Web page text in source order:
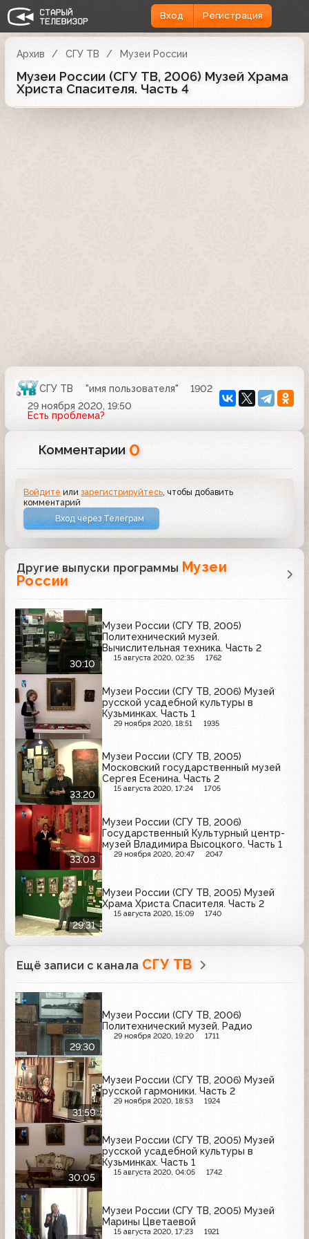
Вход Регистрация
Архив СГУ ТВ Музеи России
Музеи России (СГУ ТВ, 2006) Музей Храма
Христа Спасителя. Часть 4
СГУ ТВ "имя пользователя"
1902
29 ноября 2020, 19:50
Есть проблема?
Комментарии 0
Войдите илизарегистрируйтесь , чтобы добавить
комментарий
Вход через Телеграм
Другие выпуски программы Музеи
России
30:10
Музеи России (СГУ ТВ, 2005)
Политехнический музей.
Вычислительная техника. Часть 2
15 августа 2020, 02:35 1762
Музеи России (СГУ ТВ, 2006) Музей
русской усадебной культуры в
Кузьминках. Часть 1
29 ноября 2020, 18:51 1935
33:20
Музеи России (СГУ ТВ, 2005)
Московский государственный музей
Сергея Есенина. Часть 2
15 августа 2020, 17:24 1705
33:03
Музеи России (СГУ ТВ, 2006)
Государственный Культурный центр-
музей Владимира Высоцкого. Часть 1
29 ноября 2020, 20:47 2047
29:31
Музеи России (СГУ ТВ, 2005) Музей
Храма Христа Спасителя. Часть 2
15 августа 2020, 15:09 1740
Ещё записи с канала СГУ ТВ
29:30
Музеи России (СГУ ТВ, 2006)
Политехнический музей. Радио
29 ноября 2020, 19:20 1711
31:59
Музеи России (СГУ ТВ, 2006) Музей
русской гармоники. Часть 2
29 ноября 2020, 18:53 1924
30:05
Музеи России (СГУ ТВ, 2005) Музей
русской усадебной культуры в
Кузьминках. Часть 1
15 августа 2020, 04:05 1742
Музеи России (СГУ ТВ, 2005) Музей
Марины Цветаевой
15 августа 2020, 17:23 1921